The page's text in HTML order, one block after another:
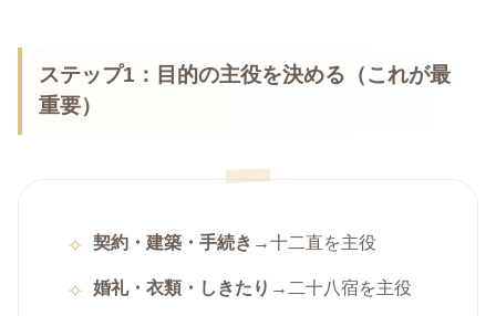
ステップ1：目的の主役を決める（これが最
重要）
契約・建築・手続き →十二直を主役
婚礼・衣類・しきたり →二十八宿を主役